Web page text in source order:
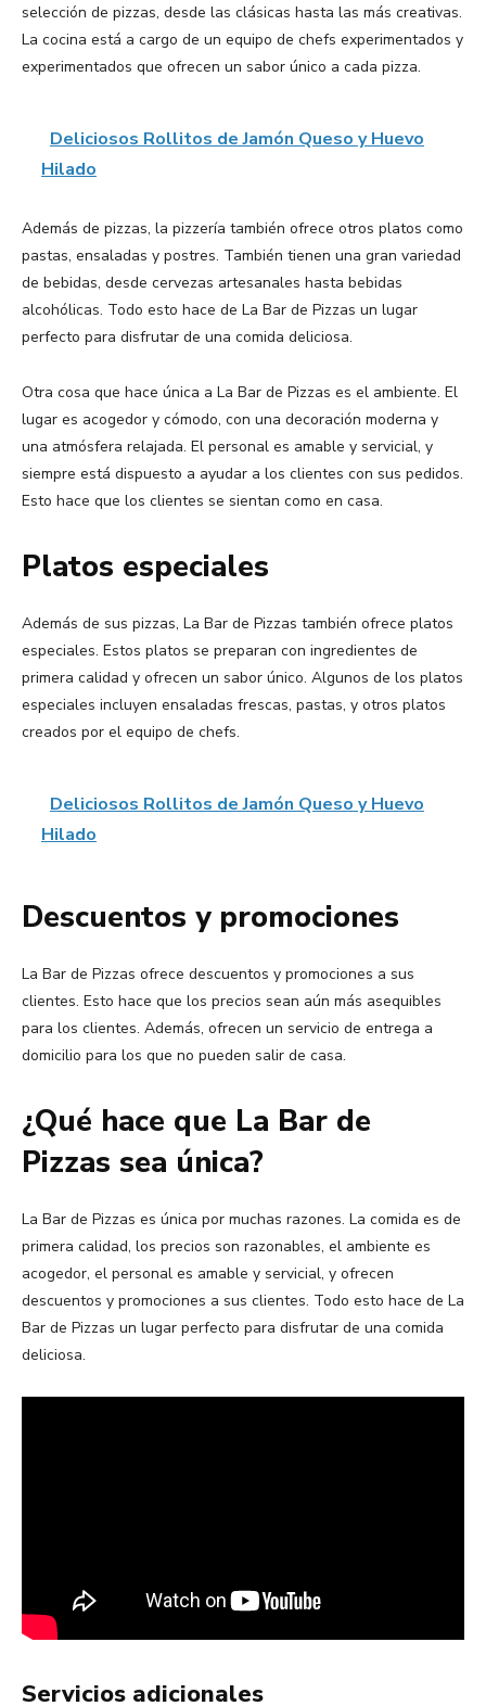
selección de pizzas, desde las clásicas hasta las más creativas.
La cocina está a cargo de un equipo de chefs experimentados y
experimentados que ofrecen un sabor único a cada pizza.
Deliciosos Rollitos de Jamón Queso y Huevo
Hilado
Además de pizzas, la pizzería también ofrece otros platos como
pastas, ensaladas y postres. También tienen una gran variedad
de bebidas, desde cervezas artesanales hasta bebidas
alcohólicas. Todo esto hace de La Bar de Pizzas un lugar
perfecto para disfrutar de una comida deliciosa.
Otra cosa que hace única a La Bar de Pizzas es el ambiente. El
lugar es acogedor y cómodo, con una decoración moderna y
una atmósfera relajada. El personal es amable y servicial, y
siempre está dispuesto a ayudar a los clientes con sus pedidos.
Esto hace que los clientes se sientan como en casa.
Platos especiales
Además de sus pizzas, La Bar de Pizzas también ofrece platos
especiales. Estos platos se preparan con ingredientes de
primera calidad y ofrecen un sabor único. Algunos de los platos
especiales incluyen ensaladas frescas, pastas, y otros platos
creados por el equipo de chefs.
Deliciosos Rollitos de Jamón Queso y Huevo
Hilado
Descuentos y promociones
La Bar de Pizzas ofrece descuentos y promociones a sus
clientes. Esto hace que los precios sean aún más asequibles
para los clientes. Además, ofrecen un servicio de entrega a
domicilio para los que no pueden salir de casa.
¿Qué hace que La Bar de
Pizzas sea única?
La Bar de Pizzas es única por muchas razones. La comida es de
primera calidad, los precios son razonables, el ambiente es
acogedor, el personal es amable y servicial, y ofrecen
descuentos y promociones a sus clientes. Todo esto hace de La
Bar de Pizzas un lugar perfecto para disfrutar de una comida
deliciosa.
Servicios adicionales